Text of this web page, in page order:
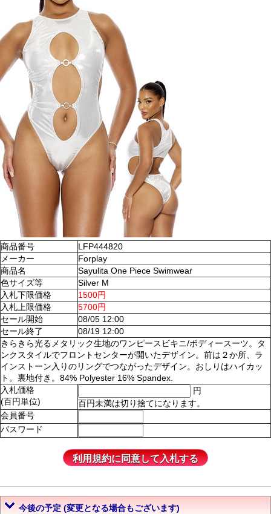
商品番号
LFP444820
メーカー
Forplay
商品名
Sayulita One Piece Swimwear
色サイズ等
Silver M
入札下限価格
1500円
入札上限価格
5700円
セール開始
08/05 12:00
セール終了
08/19 12:00
きらきら光るメタリック生地のワンピースビキニ/ボディースーツ。タ
ンクスタイルでフロントセンターが開いたデザイン。前は２か所、ラ
インストーン入りのリングでつながったデザイン。おしりはハイカッ
ト。裏地付き。84% Polyester 16% Spandex.
入札価格
(百円単位)
円
百円未満は切り捨てになります。
会員番号
パスワード
今後の予定 (変更となる場合もございます)